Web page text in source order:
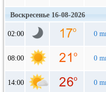
Воскресенье 16-08-2026
02:00 0
08:00 0
14:00 0